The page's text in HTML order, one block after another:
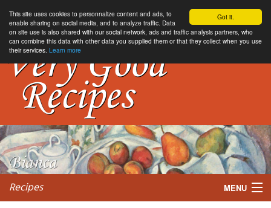
Got it.
This site uses cookies to personnalize content and ads, to
enable sharing on social media, and to analyze traffic. Data
on site use is also shared with our social network, ads and traffic analysis partners, who
can combine this data with other data you supplied them or that they collect when you use
their services. Learn more
Recipes MENU